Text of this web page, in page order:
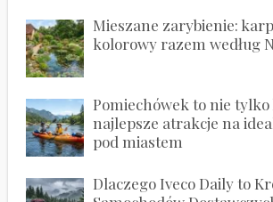
Mieszane zarybienie:
kolorowy razem według
Pomiechówek to nie
najlepsze atrakcje na
pod miastem
Dlaczego Iveco Daily to